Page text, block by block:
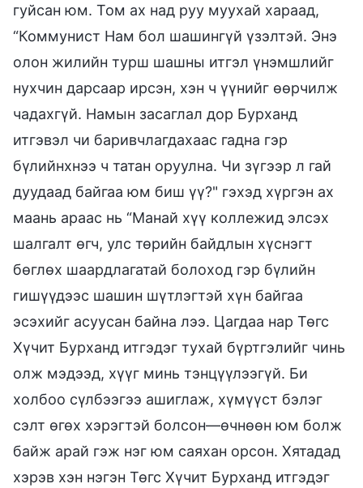
гуйсан юм. Том ах над руу муухай хараад,
“Коммунист Нам бол шашингүй үзэлтэй. Энэ
олон жилийн турш шашны итгэл үнэмшлийг
нухчин дарсаар ирсэн, хэн ч үүнийг өөрчилж
чадахгүй. Намын засаглал дор Бурханд
итгэвэл чи баривчлагдахаас гадна гэр
бүлийнхнээ ч татан оруулна. Чи зүгээр л гай
дуудаад байгаа юм биш үү?" гэхэд хүргэн ах
маань араас нь “Манай хүү коллежид элсэх
шалгалт өгч, улс төрийн байдлын хүснэгт
бөглөх шаардлагатай болоход гэр бүлийн
гишүүдээс шашин шүтлэгтэй хүн байгаа
эсэхийг асуусан байна лээ. Цагдаа нар Төгс
Хүчит Бурханд итгэдэг тухай бүртгэлийг чинь
олж мэдээд, хүүг минь тэнцүүлээгүй. Би
холбоо сүлбээгээ ашиглаж, хүмүүст бэлэг
сэлт өгөх хэрэгтэй болсон—өчнөөн юм болж
байж арай гэж нэг юм саяхан орсон. Хятадад
хэрэв хэн нэгэн Төгс Хүчит Бурханд итгэдэг